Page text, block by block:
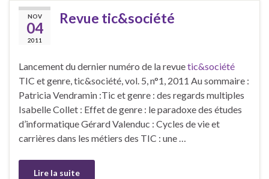
NOV
04
2011
Revue tic&société
Lancement du dernier numéro de la revuetic&société
TIC et genre, tic&société, vol. 5, n°1, 2011 Au sommaire :
Patricia Vendramin :Tic et genre : des regards multiples
Isabelle Collet : Effet de genre : le paradoxe des études
d’informatique Gérard Valenduc : Cycles de vie et
carrières dans les métiers des TIC : une …
Lire la suite